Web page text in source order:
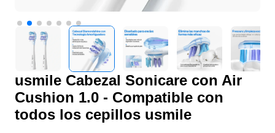
usmile Cabezal Sonicare con Air
Cushion 1.0 - Compatible con
todos los cepillos usmile